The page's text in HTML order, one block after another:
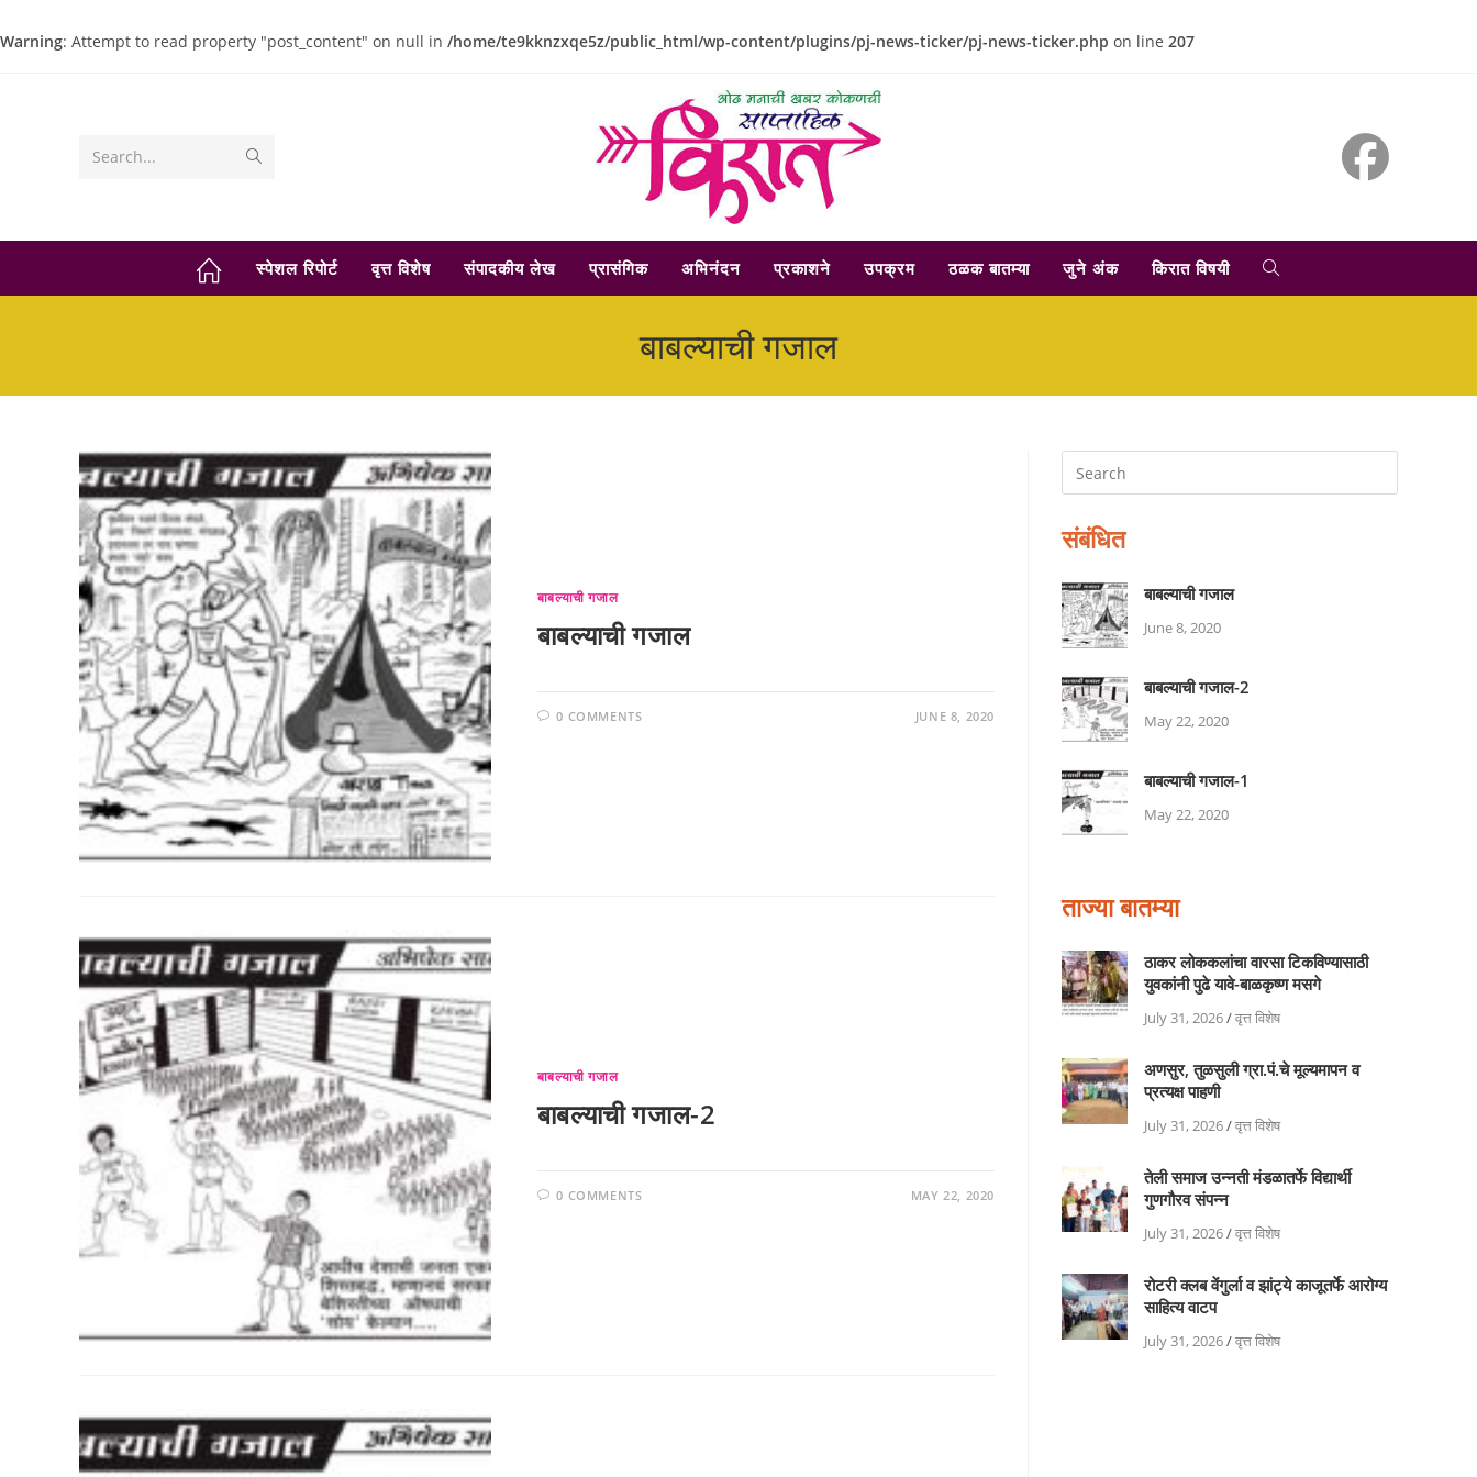
Warning: Attempt to read property "post_content" on null in /home/te9kknzxqe5z/public_html/wp-content/plugins/pj-news-ticker/pj-news-ticker.php on line 207
Search...
स्पेशल रिपोर्ट वृत्त विशेष संपादकीय लेख प्रासंगिक अभिनंदन प्रकाशने उपक्रम ठळक बातम्या जुने अंक किरात विषयी TOGGLE
बाबल्याची गजाल
बाबल्याची गजाल
बाबल्याची गजाल
0 COMMENTS JUNE 8, 2020
बाबल्याची गजाल
बाबल्याची गजाल-2
0 COMMENTS MAY 22, 2020
संबंधित
बाबल्याची गजाल
June 8, 2020
बाबल्याची गजाल-2
May 22, 2020
बाबल्याची गजाल-1
May 22, 2020
ताज्या बातम्या
ठाकर लोककलांचा वारसा टिकविण्यासाठी
युवकांनी पुढे यावे-बाळकृष्ण मसगे
July 31, 2026/वृत्त विशेष
अणसुर, तुळसुली ग्रा.पं.चे मूल्यमापन व
प्रत्यक्ष पाहणी
July 31, 2026/वृत्त विशेष
तेली समाज उन्नती मंडळातर्फे विद्यार्थी
गुणगौरव संपन्न
July 31, 2026/वृत्त विशेष
रोटरी क्लब वेंगुर्ला व झांट्ये काजूतर्फे आरोग्य
साहित्य वाटप
July 31, 2026/वृत्त विशेष